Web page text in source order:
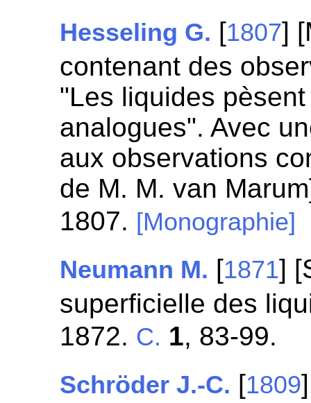
Hesseling G. [1807]
contenant des
"Les liquides
analogues". Avec
aux observations
de M. M. van
1807. [Monographie]
Neumann M. [1871]
superficielle des
1872. C. 1, 83-99.
Schröder J.-C. [1809